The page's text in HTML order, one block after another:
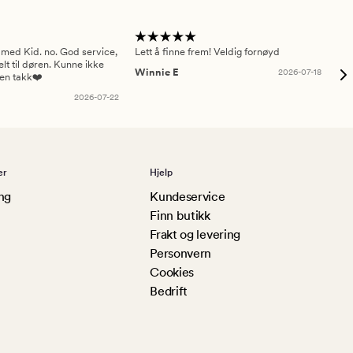
Kid. no. God service,
til døren. Kunne ikke
takk❤️
2026-07-22
Lett å finne frem! Veldig fornøyd
Winnie E
2026-07-18
Hjelp
Kundeservice
Finn butikk
Frakt og levering
Personvern
Cookies
Bedrift